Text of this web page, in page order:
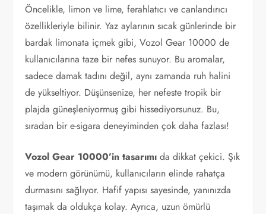
Öncelikle, limon ve lime, ferahlatıcı ve canlandırıcı
özellikleriyle bilinir. Yaz aylarının sıcak günlerinde bir
bardak limonata içmek gibi, Vozol Gear 10000 de
kullanıcılarına taze bir nefes sunuyor. Bu aromalar,
sadece damak tadını değil, aynı zamanda ruh halini
de yükseltiyor. Düşünsenize, her nefeste tropik bir
plajda güneşleniyormuş gibi hissediyorsunuz. Bu,
sıradan bir e-sigara deneyiminden çok daha fazlası!
Vozol Gear 10000’in tasarımı da dikkat çekici. Şık
ve modern görünümü, kullanıcıların elinde rahatça
durmasını sağlıyor. Hafif yapısı sayesinde, yanınızda
taşımak da oldukça kolay. Ayrıca, uzun ömürlü